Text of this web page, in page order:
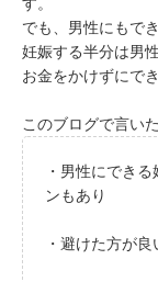
でも、男性にもで
妊娠する半分は男
お金をかけずにで
このブログで言い
・男性にでき
ンもあり
・避けた方が